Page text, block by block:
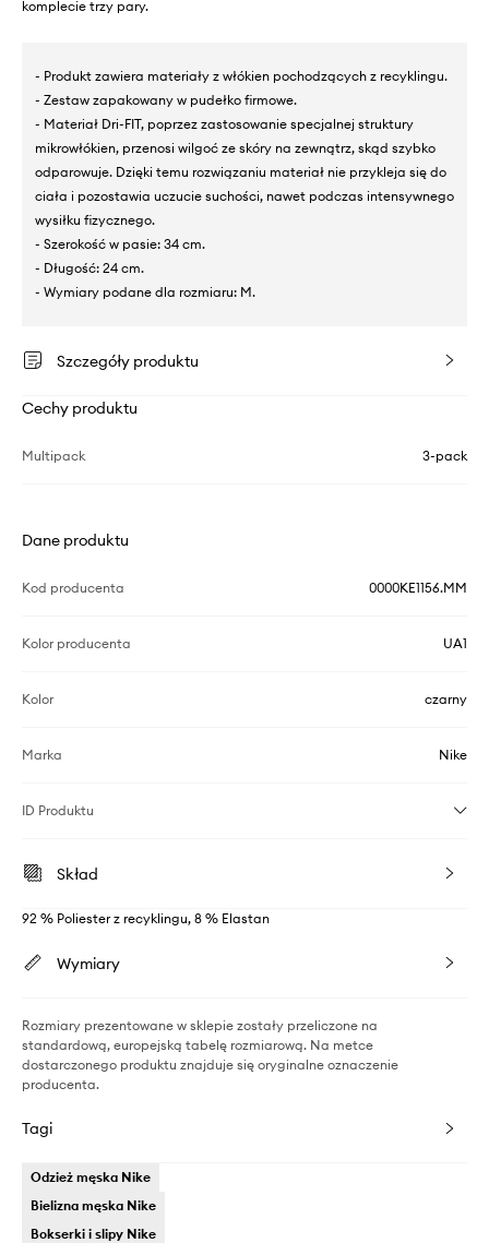
komplecie trzy pary.
- Produkt zawiera materiały z włókien pochodzących z recyklingu.
- Zestaw zapakowany w pudełko firmowe.
- Materiał Dri-FIT, poprzez zastosowanie specjalnej struktury
mikrowłókien, przenosi wilgoć ze skóry na zewnątrz, skąd szybko
odparowuje. Dzięki temu rozwiązaniu materiał nie przykleja się do
ciała i pozostawia uczucie suchości, nawet podczas intensywnego
wysiłku fizycznego.
- Szerokość w pasie: 34 cm.
- Długość: 24 cm.
- Wymiary podane dla rozmiaru: M.
Szczegóły produktu
Cechy produktu
Multipack 3-pack
Dane produktu
Kod producenta 0000KE1156.MM
Kolor producenta UA1
Kolor czarny
Marka Nike
ID Produktu
Skład
92 % Poliester z recyklingu, 8 % Elastan
Wymiary
Rozmiary prezentowane w sklepie zostały przeliczone na
standardową, europejską tabelę rozmiarową. Na metce
dostarczonego produktu znajduje się oryginalne oznaczenie
producenta.
Tagi
Odzież męska Nike
Bielizna męska Nike
Bokserki i slipy Nike